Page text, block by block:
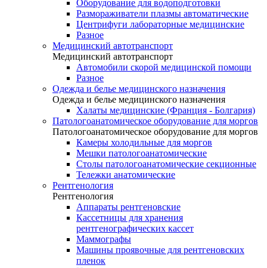
Оборудование для водоподготовки
Размораживатели плазмы автоматические
Центрифуги лабораторные медицинские
Разное
Медицинский автотранспорт
Медицинский автотранспорт
Автомобили скорой медицинской помощи
Разное
Одежда и белье медицинского назначения
Одежда и белье медицинского назначения
Халаты медицинские (Франция - Болгария)
Патологоанатомическое оборудование для моргов
Патологоанатомическое оборудование для моргов
Камеры холодильные для моргов
Мешки патологоанатомические
Столы патологоанатомические секционные
Тележки анатомические
Рентгенология
Рентгенология
Аппараты рентгеновские
Кассетницы для хранения
рентгенографических кассет
Маммографы
Машины проявочные для рентгеновских
пленок